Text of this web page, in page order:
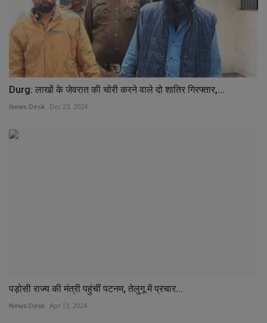
Durg: लाखों के जेवरात की चोरी करने वाले दो शातिर गिरफ्तार,...
News Desk Dec 23, 2024
पड़ोसी राज्य की मंत्री पहुंचीं पटनम, तेलुगू में प्रचार...
News Desk Apr 13, 2024